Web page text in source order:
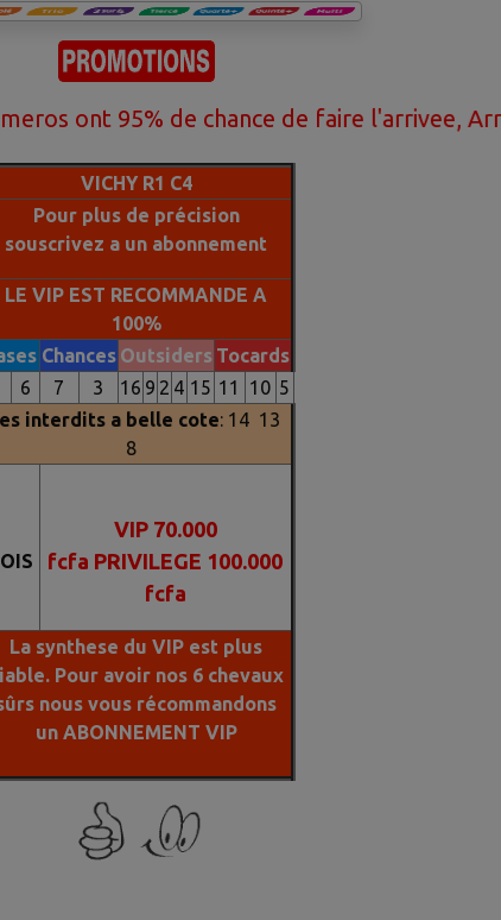
95% de chance de faire l'arrivee,
VICHY R1 C4
Pour plus de précision
souscrivez a un abonnement
LE VIP EST RECOMMANDE A
100%
Chances Outsiders Tocards
6 7 3 16 9 2 4 15 11 10 5
interdits a belle cote: 14 13
8
VIP 70.000
fcfa PRIVILEGE 100.000
fcfa
La synthese du VIP est plus
Pour avoir nos 6 chevaux
nous vous récommandons
un ABONNEMENT VIP